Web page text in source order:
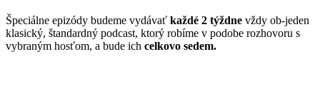
Špeciálne epizódy budeme vydávať každé 2 týždne vždy ob-jeden
klasický, štandardný podcast, ktorý robíme v podobe rozhovoru s
vybraným hosťom, a bude ich celkovo sedem.